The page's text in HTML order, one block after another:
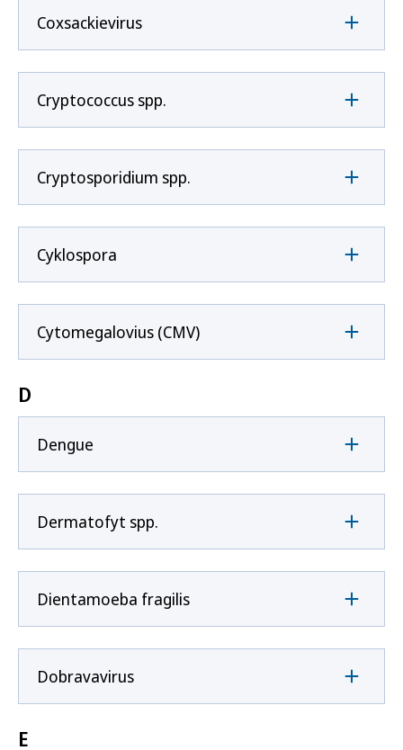
Coxsackievirus
Cryptococcus spp.
Cryptosporidium spp.
Cyklospora
Cytomegalovius (CMV)
D
Dengue
Dermatofyt spp.
Dientamoeba fragilis
Dobravavirus
E